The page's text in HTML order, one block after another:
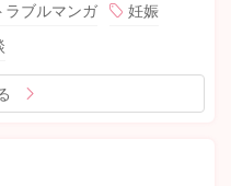
ラブルマンガ
妊娠